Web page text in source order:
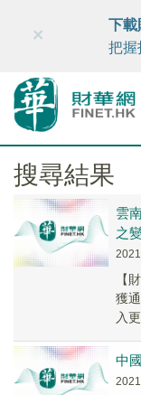
財華智庫網
×
下載
把握
搜尋結果
雲
之
【
獲
入
自
中